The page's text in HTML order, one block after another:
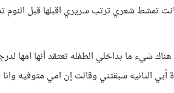
تمشط شعري ترتب سريري اقبلها قبل النوم
شيء ما بداخلي الطفله تعتقد أنها امها
أبي الثانيه سبقتني وقالت إن امي متوفيه